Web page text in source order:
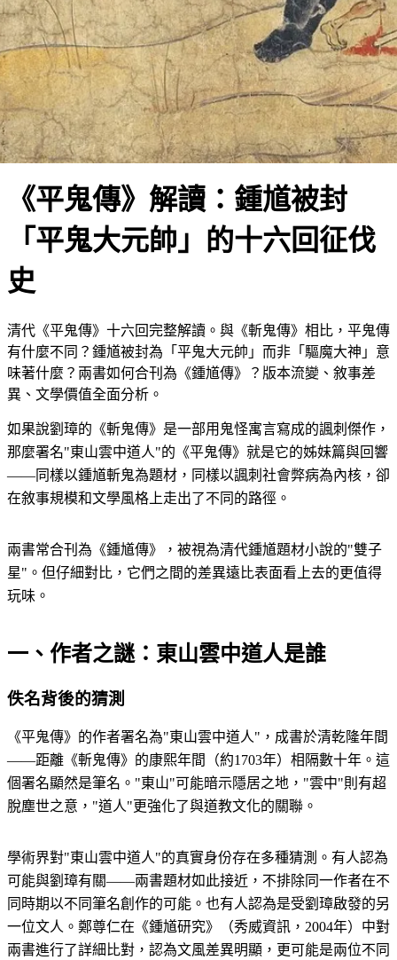
文學與傳播
《平鬼傳》解讀：鍾馗被封
「平鬼大元帥」的十六回征伐
史
清代《平鬼傳》十六回完整解讀。與《斬鬼傳》相比，平鬼傳
有什麼不同？鍾馗被封為「平鬼大元帥」而非「驅魔大神」意
味著什麼？兩書如何合刊為《鍾馗傳》？版本流變、敘事差
異、文學價值全面分析。
如果說劉璋的《斬鬼傳》是一部用鬼怪寓言寫成的諷刺傑作，
那麼署名"東山雲中道人"的《平鬼傳》就是它的姊妹篇與回響
——同樣以鍾馗斬鬼為題材，同樣以諷刺社會弊病為內核，卻
在敘事規模和文學風格上走出了不同的路徑。
兩書常合刊為《鍾馗傳》，被視為清代鍾馗題材小說的"雙子
星"。但仔細對比，它們之間的差異遠比表面看上去的更值得
玩味。
一、作者之謎：東山雲中道人是誰
佚名背後的猜測
《平鬼傳》的作者署名為"東山雲中道人"，成書於清乾隆年間
——距離《斬鬼傳》的康熙年間（約1703年）相隔數十年。這
個署名顯然是筆名。"東山"可能暗示隱居之地，"雲中"則有超
脫塵世之意，"道人"更強化了與道教文化的關聯。
學術界對"東山雲中道人"的真實身份存在多種猜測。有人認為
可能與劉璋有關——兩書題材如此接近，不排除同一作者在不
同時期以不同筆名創作的可能。也有人認為是受劉璋啟發的另
一位文人。鄭尊仁在《鍾馗研究》（秀威資訊，2004年）中對
兩書進行了詳細比對，認為文風差異明顯，更可能是兩位不同